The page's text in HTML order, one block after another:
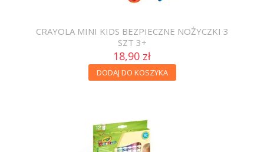
CRAYOLA MINI KIDS BEZPIECZNE NOŻYCZKI 3
SZT 3+
18,90 zł
DODAJ DO KOSZYKA